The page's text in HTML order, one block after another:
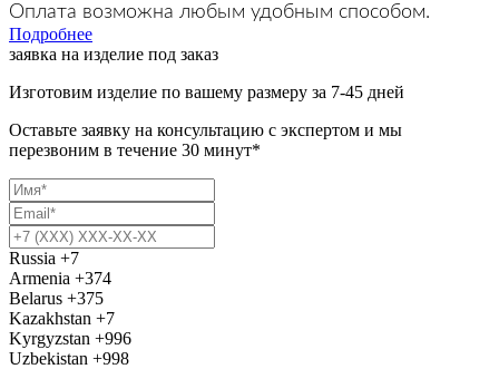
Оплата возможна любым удобным способом.
Подробнее
заявка на изделие под заказ
Изготовим изделие по вашему размеру за 7-45 дней
Оставьте заявку на консультацию с экспертом и мы
перезвоним в течение 30 минут*
Russia +7
Armenia +374
Belarus +375
Kazakhstan +7
Kyrgyzstan +996
Uzbekistan +998